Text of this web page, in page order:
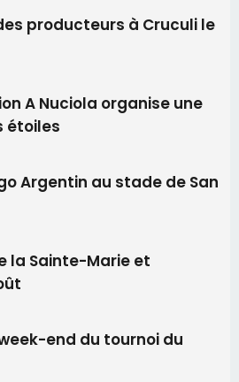
Argentin au stade de San
la Sainte-Marie et
end du tournoi du
de la disparition du
de Saint Exupery